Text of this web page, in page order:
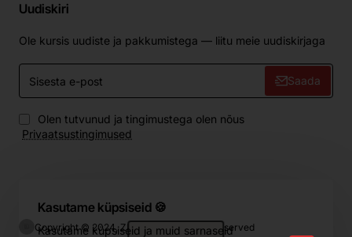
Kasutame küpsiseid 🍪
Kasutame küpsiseid ja muid sarnaseid
Uudiskiri
Ole kursis uudiste ja pakkumistega — liitu meie uudiskirjaga
Sisesta
e-
post
Saada
Olen tutvunud ja tingimustega olen nõus
Privaatsustingimused
Copyright © 2024, ZIP.Home, All Rights Reserved